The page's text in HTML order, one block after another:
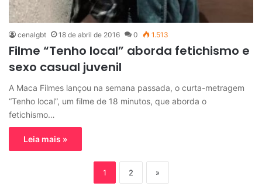
cenalgbt 18 de abril de 2016 0 1.513
Filme “Tenho local” aborda fetichismo e
sexo casual juvenil
A Maca Filmes lançou na semana passada, o curta-metragem
“Tenho local”, um filme de 18 minutos, que aborda o
fetichismo…
Leia mais »
1 2 »